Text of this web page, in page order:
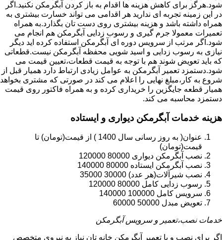
شود.هرگز برای کاهش هزینه ها اقدام به باز کردن آبگرمکن نکنید.اگر
در این زمینه تجربه ای ندارید هر اقدامی می تواند خسارت بیشتری به
همراه داشته باشد و هزینه بیشتری روی دست تان بگذارد.به همراه
تعمیرات معمولا جرم گیری و رسوب زدایی آبگرمکن هم انجام می
شود.اگر مرتب از سرویس دوره ای آبگرمکن استفاده کرده اید دیگر
نیازی به رسوب زدایی و اسید شویی محفظه آبگرمکن نیست.قطعاتی
که باید تعویض شوند هم با توجه به قیمت قطعات،تعیین قیمت می
شود.دستمزد تعمیر آبگرمکن به عوامل زیادی ارتباط دارد همیار قبل از
شروع به کار،مبلغ نهایی را اعلام می کند در صورتی که مشتری بخواهد
همیار قطعه جایگزین را خریداری کرده و به همراه فاکتور روی قیمت
دستمزد محاسبه می کند.
هزینه خدمات آبگرمکن دیواری و ایستاده
عنوان( به روز رسانی سال 1400 ) از قیمت(تومان) تا
قیمت(تومان)
نصب آبگرمکن دیواری 80000 120000
نصب آبگرمکن ایستاده 80000 140000
نصب شیرآلات(هر عدد) 30000 35000
رسوب زدایی کامل 80000 120000
سرویس کامل 100000 140000
تعویض مبدل 50000 60000
خدمات نصب،تعمیر و سرویس آبگرمکن
اگر برای نصب و یا تعمیر آبگرمکن خانه تان نیاز به نیروی متخصص